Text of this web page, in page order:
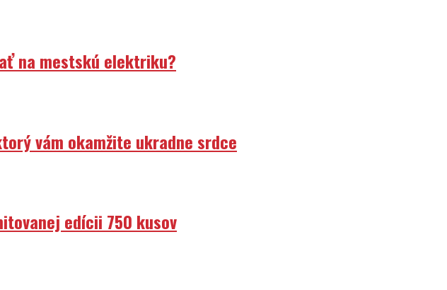
na mestskú elektriku?
vám okamžite ukradne srdce
edícii 750 kusov